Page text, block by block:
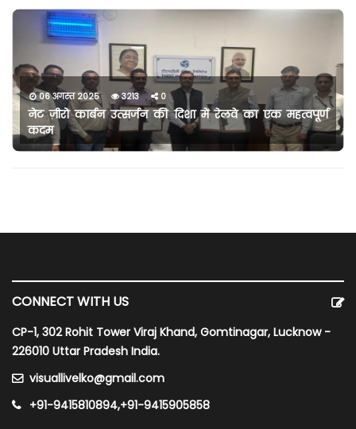
06 अगस्त 2025 3213 0
नेट ज़ीरो कार्बन उत्सर्जन की दिशा में रेलवे का एक महत्वपूर्ण
कदम
CONNECT WITH US
CP-1, 302 Rohit Tower Viraj Khand, Gomtinagar, Lucknow -
226010 Uttar Pradesh India.
visuallivelko@gmail.com
+91-9415810894,+91-9415905858